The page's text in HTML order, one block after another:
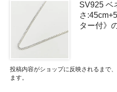
SV925 ベ
さ
ター付》
投稿内容がショップに反映されるまで
ます。